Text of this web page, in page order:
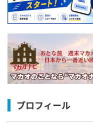
プロフィール